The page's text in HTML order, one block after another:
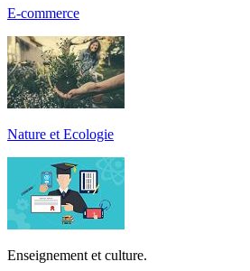
E-commerce
Nature et Ecologie
Enseignement et culture.